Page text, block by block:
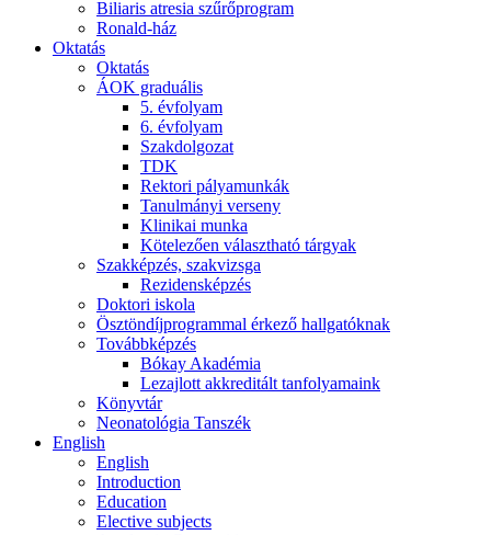
Biliaris atresia szűrőprogram
Ronald-ház
Oktatás
Oktatás
ÁOK graduális
5. évfolyam
6. évfolyam
Szakdolgozat
TDK
Rektori pályamunkák
Tanulmányi verseny
Klinikai munka
Kötelezően választható tárgyak
Szakképzés, szakvizsga
Rezidensképzés
Doktori iskola
Ösztöndíjprogrammal érkező hallgatóknak
Továbbképzés
Bókay Akadémia
Lezajlott akkreditált tanfolyamaink
Könyvtár
Neonatológia Tanszék
English
English
Introduction
Education
Elective subjects